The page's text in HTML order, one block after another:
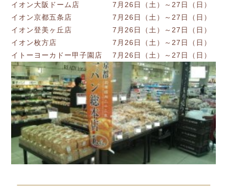
イオン大阪ドーム店 7月26日（土）～27日（日）
イオン京都五条店 7月26日（土）～27日（日）
イオン登美ヶ丘店 7月26日（土）～27日（日）
イオン枚方店 7月26日（土）～27日（日）
イトーヨーカドー甲子園店 7月26日（土）～27日（日）